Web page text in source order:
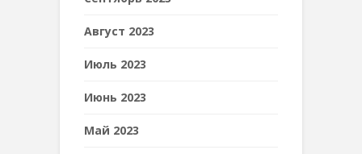
Август 2023
Июль 2023
Июнь 2023
Май 2023